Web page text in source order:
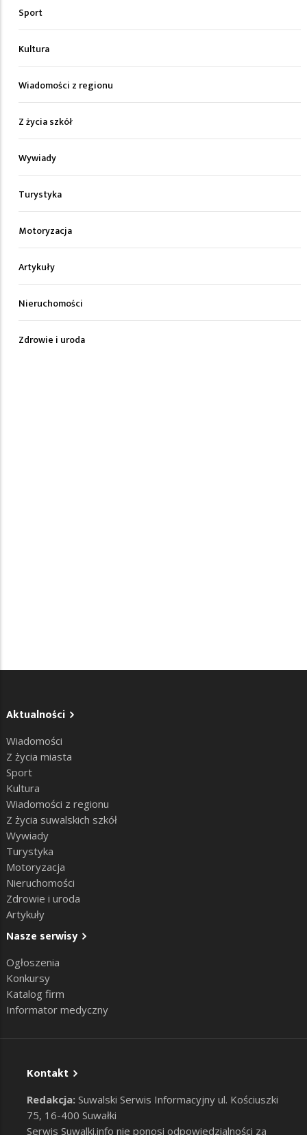
Sport
Kultura
Wiadomości z regionu
Z życia szkół
Wywiady
Turystyka
Motoryzacja
Artykuły
Nieruchomości
Zdrowie i uroda
Aktualności
Wiadomości
Z życia miasta
Sport
Kultura
Wiadomości z regionu
Z życia suwalskich szkół
Wywiady
Turystyka
Motoryzacja
Nieruchomości
Zdrowie i uroda
Artykuły
Nasze serwisy
Ogłoszenia
Konkursy
Katalog firm
Informator medyczny
Kontakt
Redakcja: Suwalski Serwis Informacyjny ul. Kościuszki
75, 16-400 Suwałki
Serwis Suwalki.info nie ponosi odpowiedzialności za